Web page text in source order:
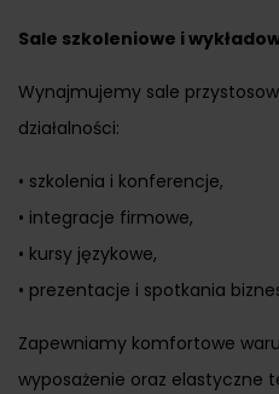
Sale szkoleniowe i
Wynajmujemy sale
działalności:
• szkolenia i konferencje,
• integracje firmowe,
• kursy językowe,
• prezentacje i spotkania
Zapewniamy komfortowe
wyposażenie oraz elastyczne